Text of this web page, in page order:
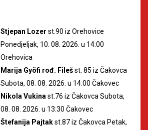
Stjepan Lozer st.90 iz Orehovice
Ponedjeljak, 10. 08. 2026. u 14:00
Orehovica
Marija Gyöfi rođ. Filešst. 85 iz Čakovca
Subota, 08. 08. 2026. u 14:00 Čakovec
Nikola Vukina st.76 iz Čakovca Subota,
08. 08. 2026. u 13:30 Čakovec
Štefanija Pajtakst.87 iz Čakovca Petak,